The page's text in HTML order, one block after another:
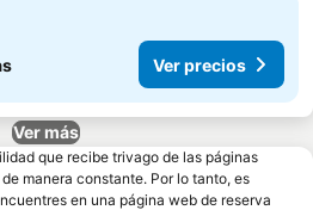
Ver precios
Ver más
que recibe trivago de las páginas
manera constante. Por lo tanto, es
en una página web de reserva